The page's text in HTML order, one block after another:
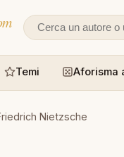
Cerca un
Temi Aforisma
Nietzsche